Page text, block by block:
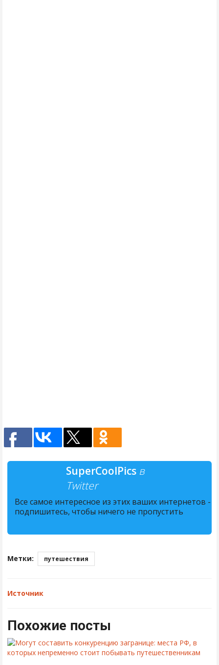
SuperCoolPics в
Twitter
Все самое интересное из этих ваших интернетов -
подпишитесь, чтобы ничего не пропустить
Метки: путешествия
Источник
Похожие посты